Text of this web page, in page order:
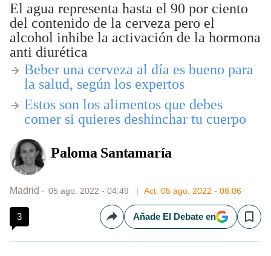
El agua representa hasta el 90 por ciento
del contenido de la cerveza pero el
alcohol inhibe la activación de la hormona
anti diurética​
Beber una cerveza al día es bueno para
la salud, según los expertos
Estos son los alimentos que debes
comer si quieres deshinchar tu cuerpo
Paloma Santamaría
Madrid 05 ago. 2022 - 04:49 Act. 05 ago. 2022 - 08:06
3 CompartirAñade El Debate en Save